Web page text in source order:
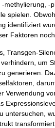
methylierung, -
spielen.
identifiziert
Faktoren
Transgen-
um
generieren.
Verwendung
untersuchen,